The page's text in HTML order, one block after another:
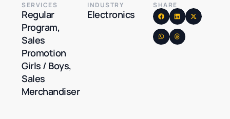
SERVICES
Regular
Program,
Sales
Promotion
Girls / Boys,
Sales
Merchandiser
INDUSTRY
Electronics
SHARE